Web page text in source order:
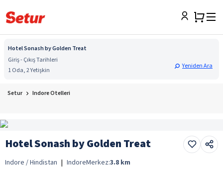
Hotel Sonash by Golden Treat
Giriş - Çıkış Tarihleri
1 Oda, 2 Yetişkin
Yeniden Ara
Setur Indore Otelleri
Hotel Sonash by Golden Treat
Indore / Hindistan | IndoreMerkez:3.8 km